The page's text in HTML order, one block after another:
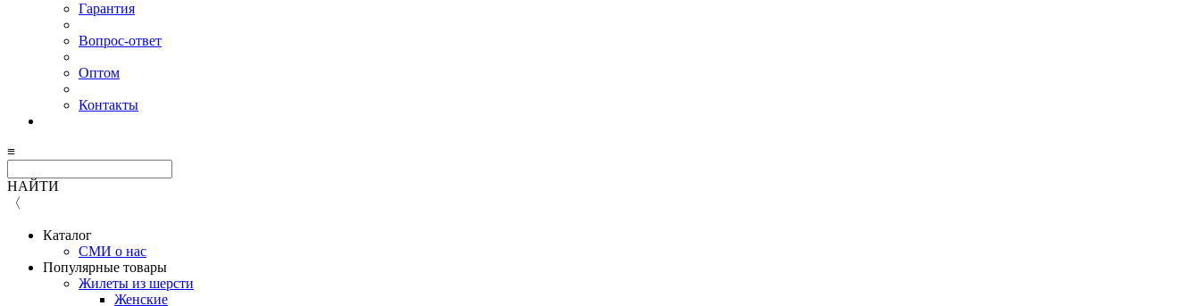
Гарантия
Вопрос-ответ
Оптом
Контакты
≡
НАЙТИ
〈
Каталог
СМИ о нас
Популярные товары
Жилеты из шерсти
Женские